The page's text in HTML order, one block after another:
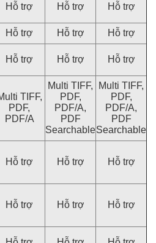
Hỗ trợ Hỗ trợ Hỗ trợ
Hỗ trợ Hỗ trợ
Hỗ trợ
Hỗ trợ Hỗ trợ Hỗ trợ
TIFF,
PDF,
PDF/A
Multi TIFF,
PDF,
PDF/A,
PDF
Searchable
Multi TIFF,
PDF,
PDF/A,
PDF
Searchable
Hỗ trợ Hỗ trợ Hỗ trợ
Hỗ trợ Hỗ trợ Hỗ trợ